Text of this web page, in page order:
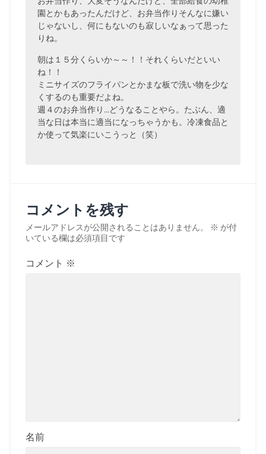
園とかもあったんだけど、お弁当作りそんなに嫌い
じゃないし、何にもないのも寂しいなぁって思った
りね。
朝は１５分くらいか～～！！それくらいだといい
ね！！
ミニサイズのフライパンとかまな板で洗い物を少な
くするのも重要だよね。
週４のお弁当作り…どうなることやら。たぶん、適
当な日は本当に適当になっちゃうかも。冷凍食品と
か使って気楽にいこうっと（笑）
コメントを残す
メールアドレスが公開されることはありません。 ※ が付
いている欄は必須項目です
コメント ※
名前